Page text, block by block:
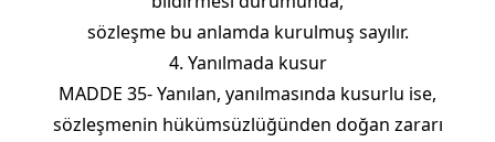
sözleşme bu anlamda kurulmuş sayılır.
4. Yanılmada kusur
MADDE 35- Yanılan, yanılmasında kusurlu ise,
sözleşmenin hükümsüzlüğünden doğan zararı